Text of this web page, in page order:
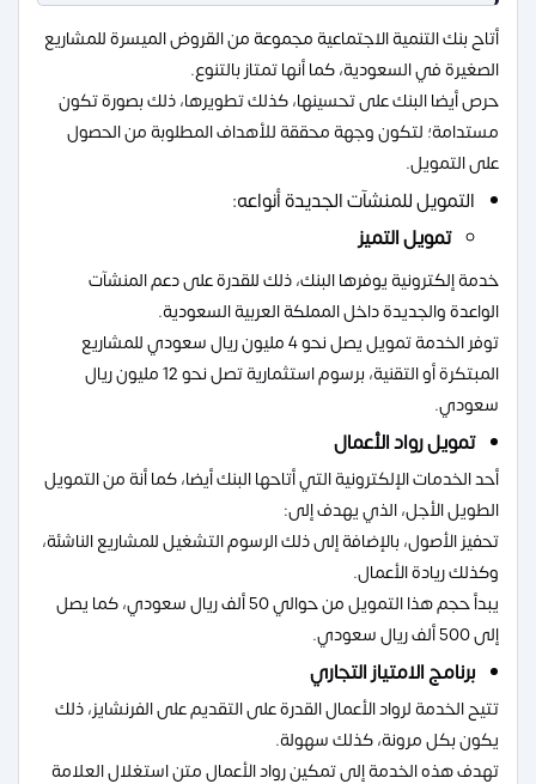
أتاح بنك التنمية الاجتماعية مجموعة من القروض الميسرة للمشاريع
الصغيرة في السعودية، كما أنها تمتاز بالتنوع.
حرص أيضا البنك على تحسينها، كذلك تطويرها، ذلك بصورة تكون
مستدامة؛ لتكون وجهة محققة للأهداف المطلوبة من الحصول
على التمويل.
التمويل للمنشآت الجديدة أنواعه:
تمويل التميز
خدمة إلكترونية يوفرها البنك، ذلك للقدرة على دعم المنشآت
الواعدة والجديدة داخل المملكة العربية السعودية.
توفر الخدمة تمويل يصل نحو 4 مليون ريال سعودي للمشاريع
المبتكرة أو التقنية، برسوم استثمارية تصل نحو 12 مليون ريال
سعودي.
تمويل رواد الأعمال
أحد الخدمات الإلكترونية التي أتاحها البنك أيضا، كما أنة من التمويل
الطويل الأجل، الذي يهدف إلى:
تحفيز الأصول، بالإضافة إلى ذلك الرسوم التشغيل للمشاريع الناشئة،
وكذلك ريادة الأعمال.
يبدأ حجم هذا التمويل من حوالي 50 ألف ريال سعودي، كما يصل
إلى 500 ألف ريال سعودي.
برنامج الامتياز التجاري
تتيح الخدمة لرواد الأعمال القدرة على التقديم على الفرنشايز، ذلك
يكون بكل مرونة، كذلك سهولة.
تهدف هذه الخدمة إلى تمكين رواد الأعمال متن استغلال العلامة